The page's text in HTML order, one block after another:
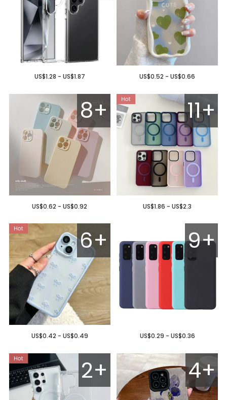
US$1.28 - US$1.87 US$0.52 - US$0.66
8+
US$0.62 - US$0.92
11+
US$1.86 - US$2.3
6+
US$0.42 - US$0.49
9+
US$0.29 - US$0.36
2+ 4+